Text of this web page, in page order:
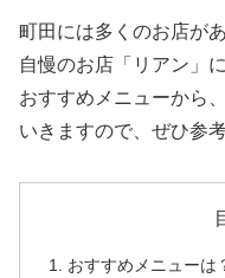
町田には多くのお店が
自慢のお店「リアン」
おすすめメニューから
いきますので、ぜひ参
おすすめメニューは